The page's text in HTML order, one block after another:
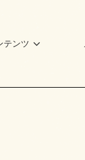
テンツ